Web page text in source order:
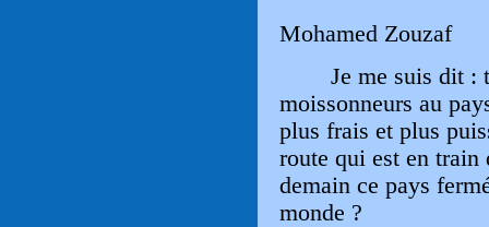
Mohamed Zouzaf
Je me suis dit :
moissonneurs au
plus frais et plus
route qui est en train
demain ce pays
monde ?